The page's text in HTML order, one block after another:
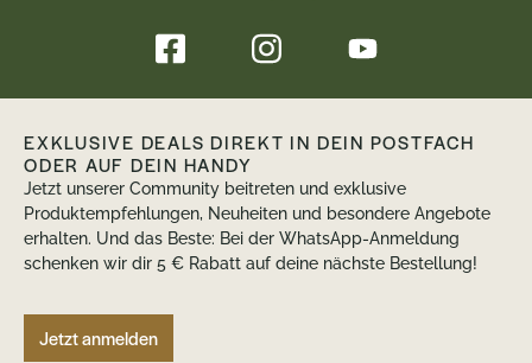
EXKLUSIVE DEALS DIREKT IN DEIN POSTFACH
ODER AUF DEIN HANDY
Jetzt unserer Community beitreten und exklusive
Produktempfehlungen, Neuheiten und besondere Angebote
erhalten. Und das Beste: Bei der WhatsApp-Anmeldung
schenken wir dir 5 € Rabatt auf deine nächste Bestellung!
Jetzt anmelden